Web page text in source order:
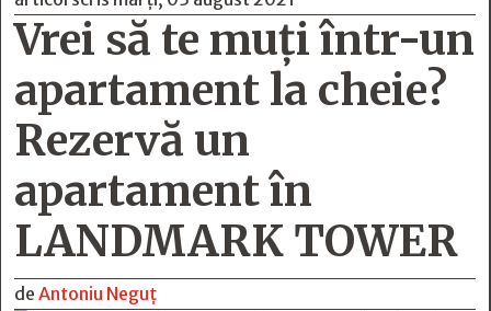
Vrei să te muți într-un
apartament la cheie?
Rezervă un
apartament în
LANDMARK TOWER
de Antoniu Neguț